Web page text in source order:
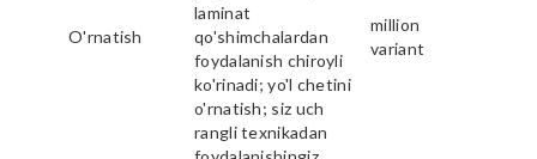
O'rnatish
laminat
qo'shimchalardan
foydalanish chiroyli
ko'rinadi; yo'l chetini
o'rnatish; siz uch
rangli texnikadan
million
variant